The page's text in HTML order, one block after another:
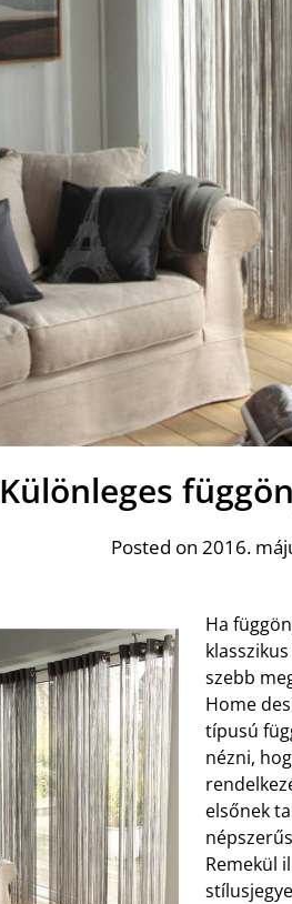
Különleges
Posted on 2016.
Ha
szebb
Home
típusú
nézni,
elsőnek
Remekül